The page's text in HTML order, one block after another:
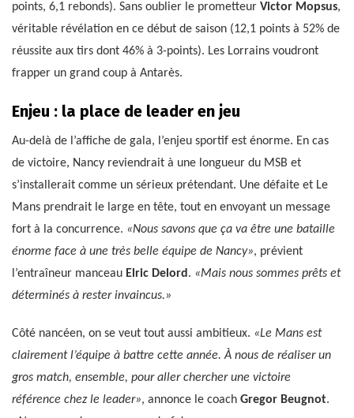
points, 6,1 rebonds). Sans oublier le prometteur Victor Mopsus,
véritable révélation en ce début de saison (12,1 points à 52% de
réussite aux tirs dont 46% à 3-points). Les Lorrains voudront
frapper un grand coup à Antarès.
Enjeu : la place de leader en jeu
Au-delà de l’affiche de gala, l’enjeu sportif est énorme. En cas
de victoire, Nancy reviendrait à une longueur du MSB et
s’installerait comme un sérieux prétendant. Une défaite et Le
Mans prendrait le large en tête, tout en envoyant un message
fort à la concurrence. «Nous savons que ça va être une bataille
énorme face à une très belle équipe de Nancy», prévient
l’entraîneur manceau Elric Delord . «Mais nous sommes prêts et
déterminés à rester invaincus.»
Côté nancéen, on se veut tout aussi ambitieux. «Le Mans est
clairement l’équipe à battre cette année. À nous de réaliser un
gros match, ensemble, pour aller chercher une victoire
référence chez le leader», annonce le coach Gregor Beugnot.